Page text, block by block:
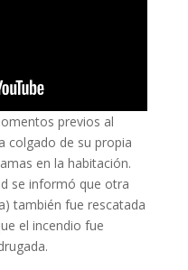
previos al
colgado de su propia
en la habitación.
se informó que otra
también fue rescatada
el incendio fue